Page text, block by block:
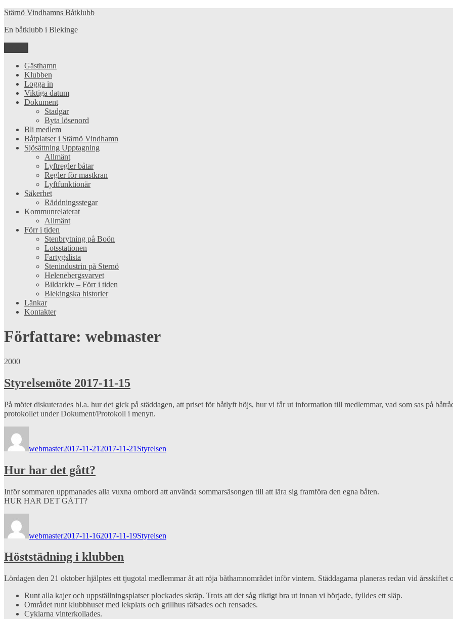
Hoppa
innehåll
Stärnö Vindhamns Båtklubb
En båtklubb i Blekinge
Gästhamn
Klubben
Logga in
Viktiga datum
Dokument
Stadgar
Byta lösenord
Bli medlem
Båtplatser i Stärnö Vindhamn
Sjösättning Upptagning
Allmänt
Lyftregler båtar
Regler för mastkran
Lyftfunktionär
Säkerhet
Räddningsstegar
Kommunrelaterat
Allmänt
Förr i tiden
Stenbrytning på Boön
Lotsstationen
Fartygslista
Stenindustrin på Sternö
Helenebergsvarvet
Bildarkiv – Förr i tiden
Blekingska historier
Länkar
Kontakter
Författare: webmaster
2000
Styrelsemöte 2017-11-15
På mötet diskuterades bl.a. hur det gick på städdagen, att priset för båtlyft höjs, hur vi får ut information till medlemmar, vad som sas på
protokollet under Dokument/Protokoll i menyn.
webmaster2017-11-21 2017-11-21 Styrelsen
Hur har det gått?
Inför sommaren uppmanades alla vuxna ombord att använda sommarsäsongen till att lära sig framföra den egna båten.
HUR HAR DET GÅTT?
webmaster2017-11-162017-11-19Styrelsen
Höststädning i klubben
Lördagen den 21 oktober hjälptes ett tjugotal medlemmar åt att röja båthamnområdet inför vintern. Städdagarna planeras redan vid
Runt alla kajer och uppställningsplatser plockades skräp. Trots att det såg riktigt bra ut innan vi började, fylldes ett släp.
Området runt klubbhuset med lekplats och grillhus räfsades och rensades.
Cyklarna vinterkollades.